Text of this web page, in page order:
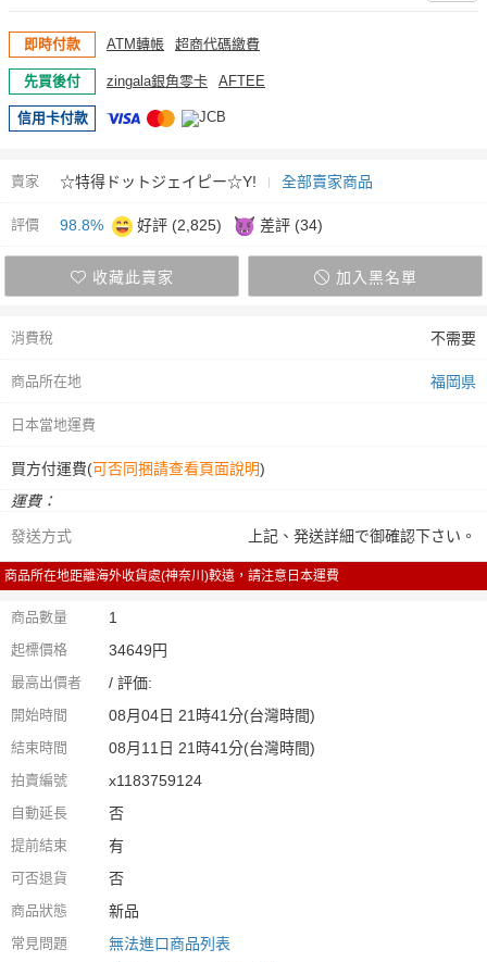
即時付款 ATM轉帳 超商代碼繳費
先買後付 zingala銀角零卡 AFTEE
信用卡付款
賣家 ☆特得ドットジェイピー☆Y! 全部賣家商品
評價 98.8% 好評 (2,825) 差評 (34)
收藏此賣家 加入黑名單
消費稅 不需要
商品所在地 福岡県
日本當地運費
買方付運費(可否同捆請查看頁面說明)
運費：
發送方式
上記、発送詳細で御確認下さい。
商品所在地距離海外收貨處(神奈川)較遠，請注意日本運費
商品數量 1
起標價格 34649円
最高出價者 / 評価:
開始時間 08月04日 21時41分(台灣時間)
結束時間 08月11日 21時41分(台灣時間)
拍賣編號 x1183759124
自動延長 否
提前結束 有
可否退貨 否
商品狀態 新品
常見問題
無法進口商品列表